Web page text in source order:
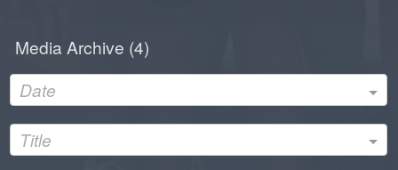
TRIP POSSIBLE!
Media Archive (4)
Date
Title